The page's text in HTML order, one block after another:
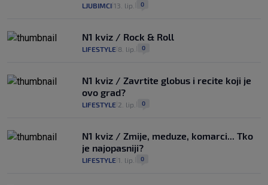
LJUBIMCI 13. lip. 0
N1 kviz / Rock & Roll
LIFESTYLE 8. lip. 0
N1 kviz / Zavrtite globus i recite koji je
ovo grad?
LIFESTYLE 2. lip. 0
N1 kviz / Zmije, meduze, komarci... Tko
je najopasniji?
LIFESTYLE 1. lip. 0